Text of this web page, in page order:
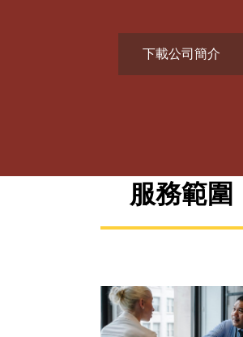
下載公司簡介
服務範圍